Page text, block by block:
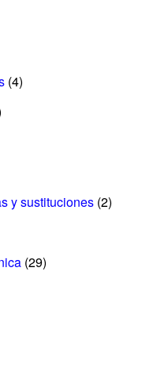
(4)
y sustituciones (2)
(29)